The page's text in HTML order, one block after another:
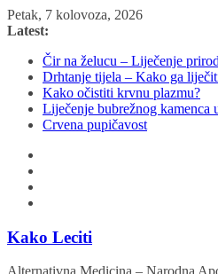
Skip
to
Petak, 7 kolovoza, 2026
Latest:
Čir na želucu – Liječenje
Drhtanje tijela – Kako ga
Kako očistiti krvnu plazmu?
Liječenje bubrežnog kamenca
Crvena pupičavost
Kako Leciti